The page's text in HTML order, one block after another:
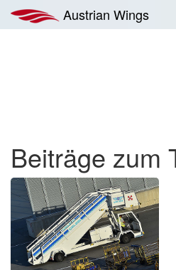
Inhalt
springen
Austrian Wings
Beiträge zum